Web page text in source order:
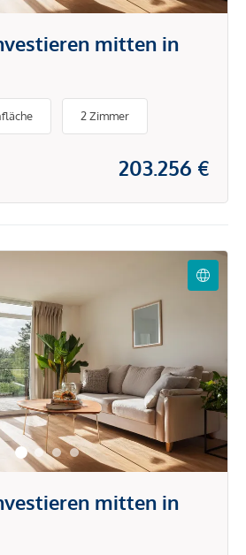
mitten in
2 Zimmer
203.256 €
mitten in